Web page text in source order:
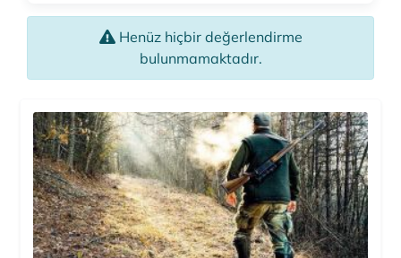
Henüz hiçbir değerlendirme
bulunmamaktadır.